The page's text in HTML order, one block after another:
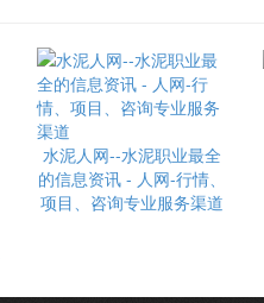
水泥人网--水泥职业最全
的信息资讯 - 人网-行情、
项目、咨询专业服务渠道